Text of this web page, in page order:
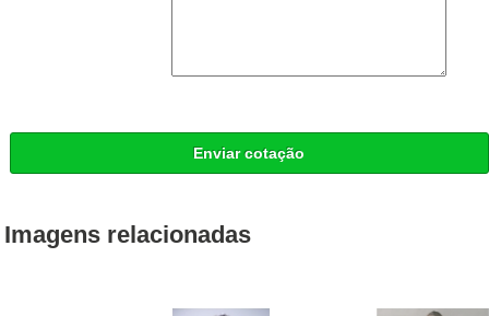
Enviar cotação
Imagens relacionadas